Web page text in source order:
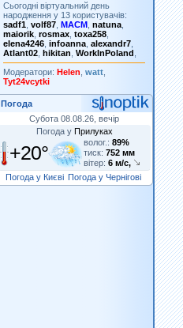
Сьогодні віртуальний день
народження у 13 користувачів:
sadf1 volf87 MACM natuna
maiorik rosmax toxa258
elena4246 infoanna alexandr7
Atlant02 hikitan WorkInPoland
Модератори: Helen watt
Tyt24vcytki
Погода
Субота 08.08.26, вечір
Погода у Прилуках
+20° волог.: 89%
тиск: 752 мм
вітер: 6 м/с,
Погода у Києві Погода у Чернігові